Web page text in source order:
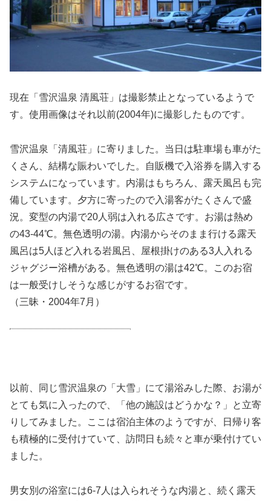
現在「雪沢温泉 清風荘」は撮影禁止となっているようで
す。使用画像はそれ以前(2004年)に撮影したものです。
雪沢温泉「清風荘」に寄りました。当日は駐車場も車がた
くさん、結構な賑わいでした。自販機で入浴券を購入する
システムになっています。内湯はもちろん、露天風呂も完
備しています。夕方に寄ったので入湯客がたくさんで盛
況。変型の内湯で20人弱は入れる広さです。お湯は熱め
の43-44℃。無色透明の湯。内湯からそのまま行ける露天
風呂は5人ほど入れる岩風呂、屋根掛けのある3人入れる
ジャグジー浴槽がある。無色透明の湯は42℃。このお宿
は一般受けしそうな感じがするお宿です。
（三昧・2004年7月）
以前、同じ雪沢温泉の「大雪」にて湯浴みした際、お湯が
とても気に入ったので、「他の施設はどうかな？」と立寄
りしてみました。ここは宿泊主体のようですが、日帰り客
も積極的に受付けていて、訪問日も続々と車が乗付けてい
ました。
男女別の浴室には6-7人は入られそうな内湯と、続く露天